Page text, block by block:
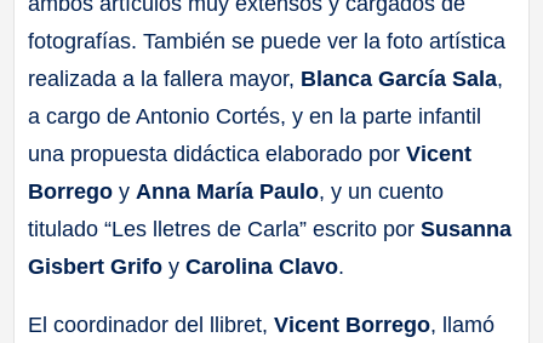
fotografías. También se puede ver la foto artística
realizada a la fallera mayor, Blanca García Sala,
a cargo de Antonio Cortés, y en la parte infantil
una propuesta didáctica elaborado porVicent
Borrego y Anna María Paulo, y un cuento
titulado “Les lletres de Carla” escrito porSusanna
Gisbert Grifo yCarolina Clavo.
El coordinador del llibret,Vicent Borrego, llamó